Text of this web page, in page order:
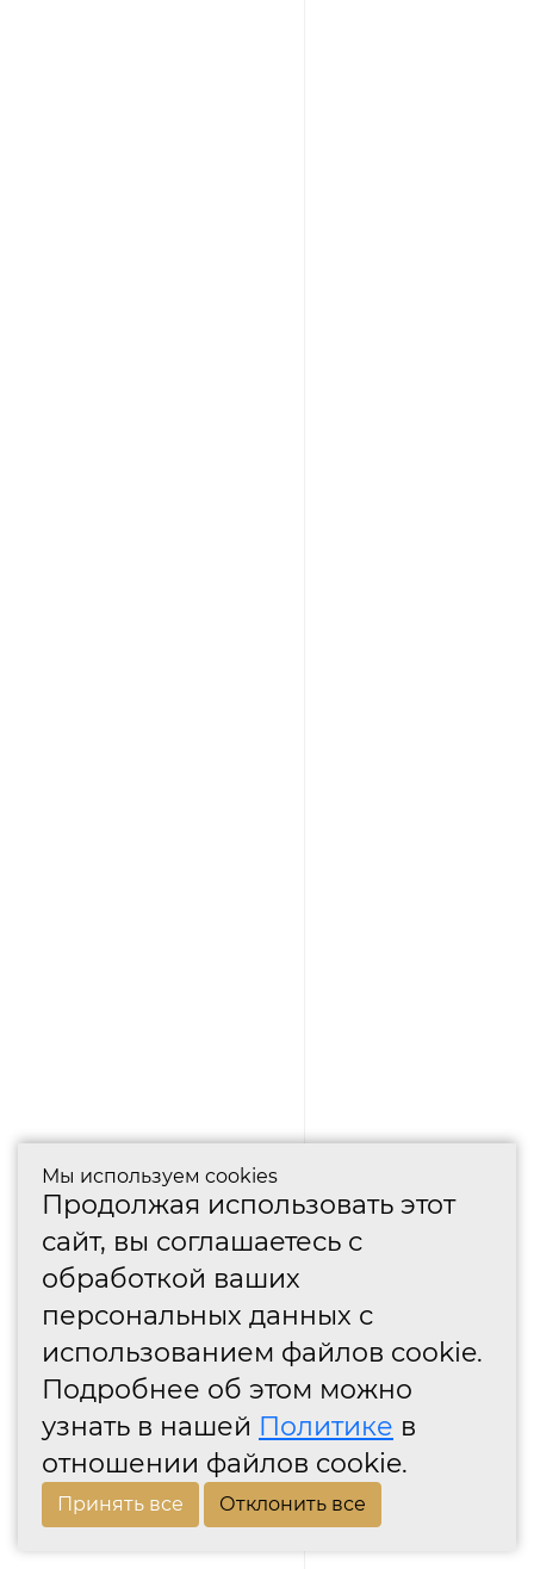
Мы используем cookies
Продолжая использовать этот
сайт, вы соглашаетесь с
обработкой ваших
персональных данных с
использованием файлов cookie.
Подробнее об этом можно
узнать в нашей Политике в
отношении файлов cookie.
Принять все Отклонить все